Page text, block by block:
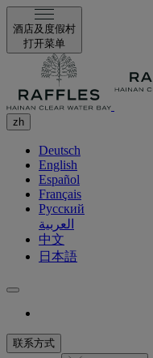
酒店及度假村
打开菜单
zh
Deutsch
English
Español
Français
Русский
العربية
中文
日本語
联系方式